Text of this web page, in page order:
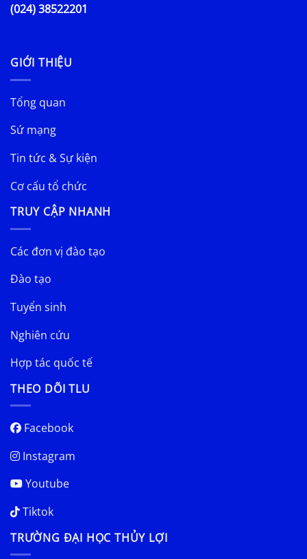
(024) 38522201
GIỚI THIỆU
Tổng quan
Sứ mạng
Tin tức & Sự kiện
Cơ cấu tổ chức
TRUY CẬP NHANH
Các đơn vị đào tạo
Đào tạo
Tuyển sinh
Nghiên cứu
Hợp tác quốc tế
THEO DÕI TLU
Facebook
Instagram
Youtube
Tiktok
TRƯỜNG ĐẠI HỌC THỦY LỢI